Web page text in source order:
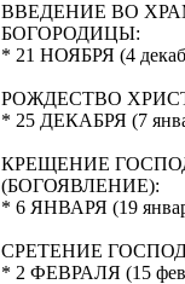
ВВЕДЕНИЕ ВО
БОГОРОДИЦЫ:
* 21 НОЯБРЯ (4
РОЖДЕСТВО
* 25 ДЕКАБРЯ (7
КРЕЩЕНИЕ
(БОГОЯВЛЕНИЕ):
* 6 ЯНВАРЯ (19
СРЕТЕНИЕ
* 2 ФЕВРАЛЯ (15